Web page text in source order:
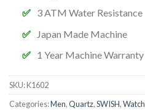
3 ATM Water Resistance
Japan Made Machine
1 Year Machine Warranty
SKU:K1602
Categories:Men,Quartz,SWISH,Watch